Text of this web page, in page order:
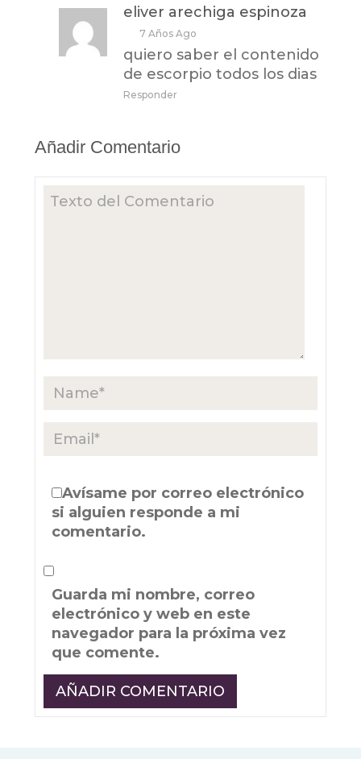
eliver arechiga espinoza
7 Años Ago
quiero saber el contenido
de escorpio todos los dias
Responder
Añadir Comentario
Avísame por correo electrónico
si alguien responde a mi
comentario.
Guarda mi nombre, correo
electrónico y web en este
navegador para la próxima vez
que comente.